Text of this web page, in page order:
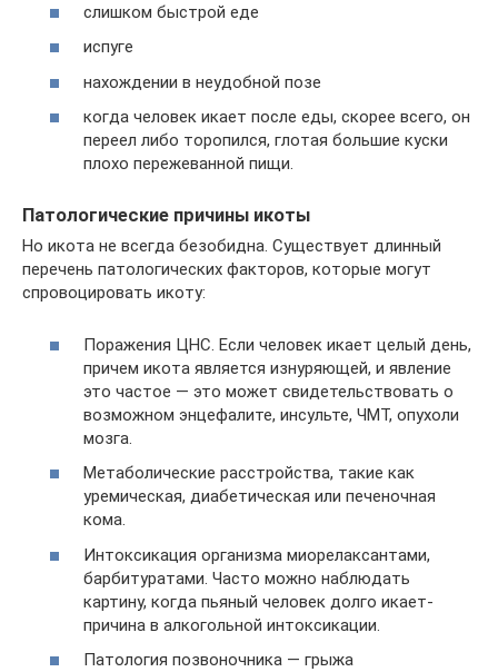
слишком быстрой еде
испуге
нахождении в неудобной позе
когда человек икает после еды, скорее всего, он
переел либо торопился, глотая большие куски
плохо пережеванной пищи.
Патологические причины икоты
Но икота не всегда безобидна. Существует длинный
перечень патологических факторов, которые могут
спровоцировать икоту:
Поражения ЦНС. Если человек икает целый день,
причем икота является изнуряющей, и явление
это частое — это может свидетельствовать о
возможном энцефалите, инсульте, ЧМТ, опухоли
мозга.
Метаболические расстройства, такие как
уремическая, диабетическая или печеночная
кома.
Интоксикация организма миорелаксантами,
барбитуратами. Часто можно наблюдать
картину, когда пьяный человек долго икает-
причина в алкогольной интоксикации.
Патология позвоночника — грыжа